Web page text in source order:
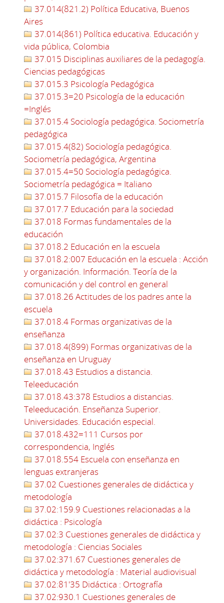
37.014(821.2) Política Educativa, Buenos
Aires
37.014(861) Política educativa. Educación y
vida pública, Colombia
37.015 Disciplinas auxiliares de la pedagogía.
Ciencias pedagógicas
37.015.3 Psicología Pedagógica
37.015.3=20 Psicología de la educación
=Inglés
37.015.4 Sociología pedagógica. Sociometría
pedagógica
37.015.4(82) Sociología pedagógica.
Sociometría pedagógica, Argentina
37.015.4=50 Sociología pedagógica.
Sociometría pedagógica = Italiano
37.015.7 Filosofía de la educación
37.017.7 Educación para la sociedad
37.018 Formas fundamentales de la
educación
37.018.2 Educación en la escuela
37.018.2:007 Educación en la escuela : Acción
y organización. Información. Teoría de la
comunicación y del control en general
37.018.26 Actitudes de los padres ante la
escuela
37.018.4 Formas organizativas de la
enseñanza
37.018.4(899) Formas organizativas de la
enseñanza en Uruguay
37.018.43 Estudios a distancia.
Teleeducación
37.018.43:378 Estudios a distancias.
Teleeducación. Enseñanza Superior.
Universidades. Educación especial.
37.018.432=111 Cursos por
correspondencia, Inglés
37.018.554 Escuela con enseñanza en
lenguas extranjeras
37.02 Cuestiones generales de didáctica y
metodología
37.02:159.9 Cuestiones relacionadas a la
didáctica : Psicología
37.02:3 Cuestiones generales de didáctica y
metodología : Ciencias Sociales
37.02:371.67 Cuestiones generales de
didáctica y metodología : Material audiovisual
37.02:81'35 Didáctica : Ortografía
37.02:930.1 Cuestiones generales de